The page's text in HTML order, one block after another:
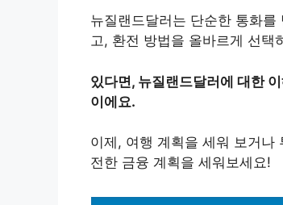
뉴질랜드달러는 단순한 통화
고, 환전 방법을 올바르게 선택
있다면, 뉴질랜드달러에 대한
이에요.
이제, 여행 계획을 세워 보거나
전한 금융 계획을 세워보세요!